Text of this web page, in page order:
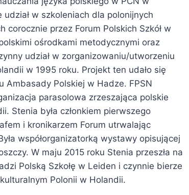
w szkoleniach dla polonijnych
corocznie przez Forum Polskich Szkół w
ośrodkami metodycznymi oraz
udział w zorganizowaniu/utworzeniu
w 1995 roku. Projekt ten udało się
Ambasady Polskiej w Hadze. FPSN
parasolowa zrzeszająca polskie
Stenia była członkiem pierwszego
i kronikarzem Forum utrwalając
współorganizatorką wystawy opisującej
W maju 2015 roku Stenia przeszła na
Polską Szkołę w Leiden i czynnie bierze
Polonii w Holandii.